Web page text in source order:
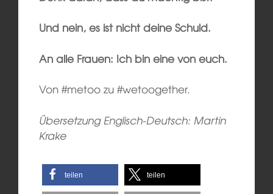
Und nein, es ist nicht deine Schuld.
An alle Frauen: Ich bin eine von euch.
Von #metoo zu #wetoogether.
Übersetzung Englisch-Deutsch: Martin
Krake
teilen teilen